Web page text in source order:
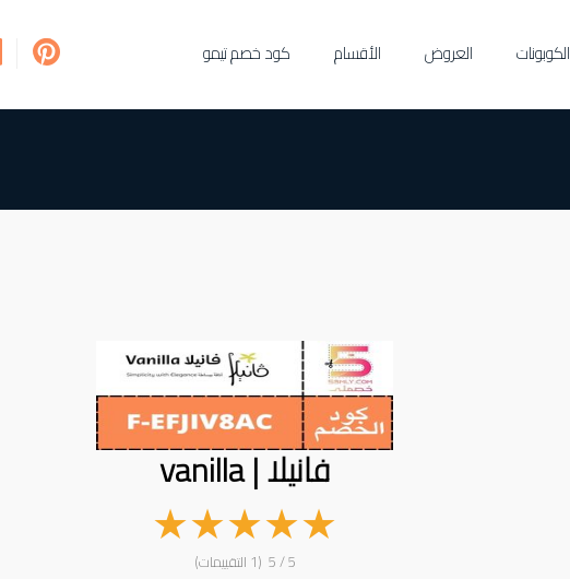
الكوبونات العروض الأقسام كود خصم تيمو
فانيلا | vanilla
★
★
★
★
★ 5 / 5 (1 التقييمات)